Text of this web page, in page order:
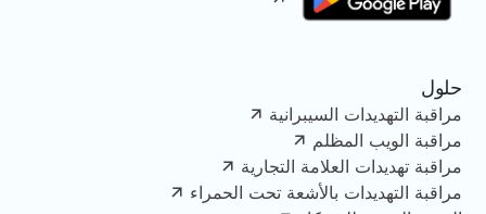
حلول
مراقبة التهديدات السيبرانية
مراقبة الويب المظلم
مراقبة تهديدات العلامة التجارية
مراقبة التهديدات بالأشعة تحت الحمراء